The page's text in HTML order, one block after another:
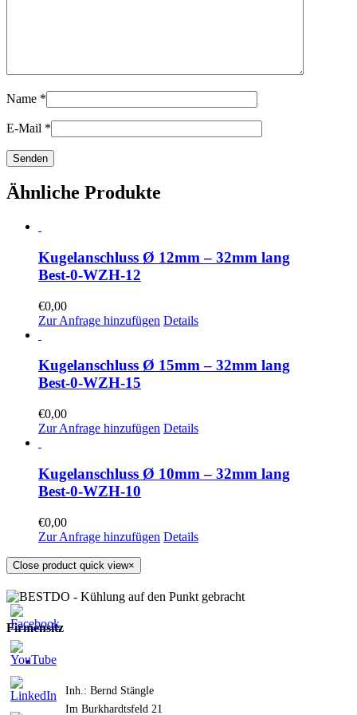
Name *
E-Mail *
Ähnliche Produkte
Kugelanschluss Ø 12mm – 32mm lang
Best-0-WZH-12
€0,00
Zur Anfrage hinzufügen Details
Kugelanschluss Ø 15mm – 32mm lang
Best-0-WZH-15
€0,00
Zur Anfrage hinzufügen Details
Kugelanschluss Ø 10mm – 32mm lang
Best-0-WZH-10
€0,00
Zur Anfrage hinzufügen Details
Close product quick view×
Firmensitz
Inh.: Bernd Stängle
Im Burkhardtsfeld 21